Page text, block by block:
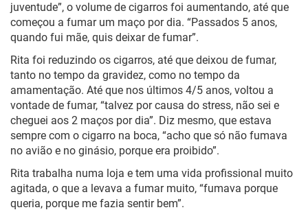
juventude”, o volume de cigarros foi aumentando, até que
começou a fumar um maço por dia. “Passados 5 anos,
quando fui mãe, quis deixar de fumar”.
Rita foi reduzindo os cigarros, até que deixou de fumar,
tanto no tempo da gravidez, como no tempo da
amamentação. Até que nos últimos 4/5 anos, voltou a
vontade de fumar, “talvez por causa do stress, não sei e
cheguei aos 2 maços por dia”. Diz mesmo, que estava
sempre com o cigarro na boca, “acho que só não fumava
no avião e no ginásio, porque era proibido”.
Rita trabalha numa loja e tem uma vida profissional muito
agitada, o que a levava a fumar muito, “fumava porque
queria, porque me fazia sentir bem”.